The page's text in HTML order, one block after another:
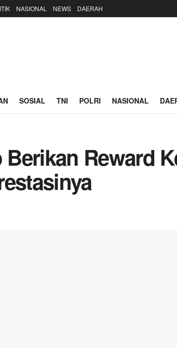
NASIONAL NEWS DAERAH
SOSIAL TNI POLRI NASIONAL
Reward